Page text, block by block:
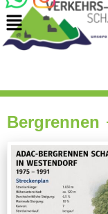
Bergrennen